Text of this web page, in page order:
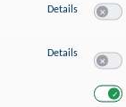
Details zu
Details zu